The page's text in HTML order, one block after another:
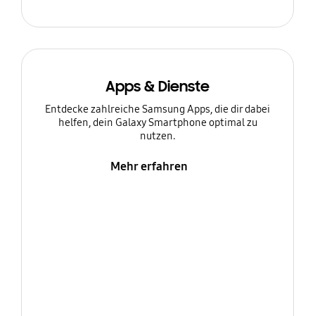
Apps & Dienste
Entdecke zahlreiche Samsung Apps, die dir dabei
helfen, dein Galaxy Smartphone optimal zu
nutzen.
Mehr erfahren